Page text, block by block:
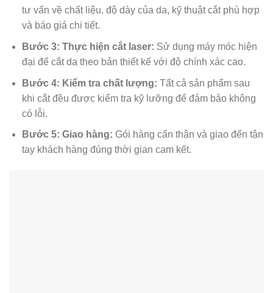
tư vấn về chất liệu, độ dày của da, kỹ thuật cắt phù hợp
và báo giá chi tiết.
Bước 3: Thực hiện cắt laser: Sử dụng máy móc hiện
đại để cắt da theo bản thiết kế với độ chính xác cao.
Bước 4: Kiểm tra chất lượng: Tất cả sản phẩm sau
khi cắt đều được kiểm tra kỹ lưỡng để đảm bảo không
có lỗi.
Bước 5: Giao hàng: Gói hàng cẩn thận và giao đến tận
tay khách hàng đúng thời gian cam kết.